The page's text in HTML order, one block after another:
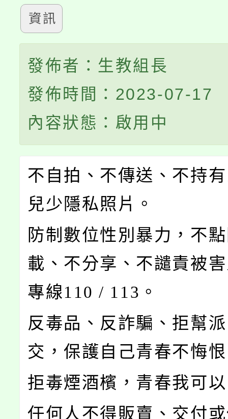
資訊
發佈者：生教組長
發佈時間：2023-07-17
內容狀態：啟用中
不自拍、不傳送、不持
兒少隱私照片。
防制數位性別暴力，不
載、不分享、不譴責被
專線110 / 113 。
反毒品、反詐騙、拒幫
交，保護自己青春不悔
拒毒煙酒檳，青春我可
任何人不得販賣、交付